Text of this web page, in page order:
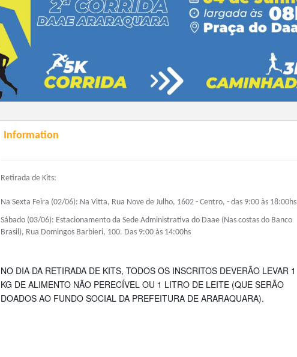
Information
Retirada de Kits:
Na Sexta Feira (02/06): Na Vitta, Rua Nove de Julho, 1602 - Centro, - das 9:00 às 18:00hs
Sábado (03/06): Estacionamento da Sede Administrativa do Daae ( Nas costas do Banco
Brasil), Rua Domingos Barbieri, 100. Das 9:00 às 14:00hs
NO DIA DA RETIRADA DE KITS, TODOS OS INSCRITOS DEVERÃO LEVAR 1
KG DE ALIMENTO NÃO PERECÍVEL OU 1 LITRO DE LEITE (QUE SERÃO
DOADOS AO FUNDO SOCIAL DA PREFEITURA DE ARARAQUARA).